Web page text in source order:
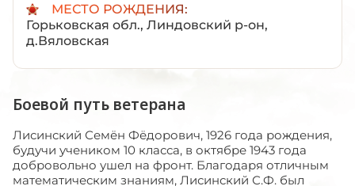
МЕСТО РОЖДЕНИЯ:
Горьковская обл., Линдовский р-он,
д.Вяловская
Боевой путь ветерана
Лисинский Семён Фёдорович, 1926 года рождения,
будучи учеником 10 класса, в октябре 1943 года
добровольно ушел на фронт. Благодаря отличным
математическим знаниям, Лисинский С.Ф. был